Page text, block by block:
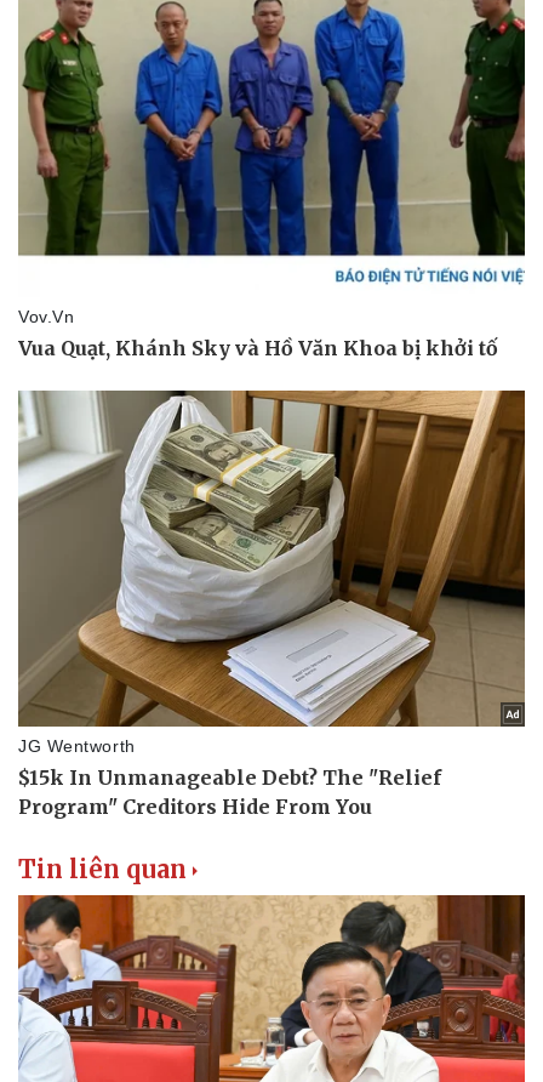
Lịch thi đấu bóng đá
Thế giới thể thao
eSports
Hậu trường
Xe máy
Tư vấn
Tin liên quan